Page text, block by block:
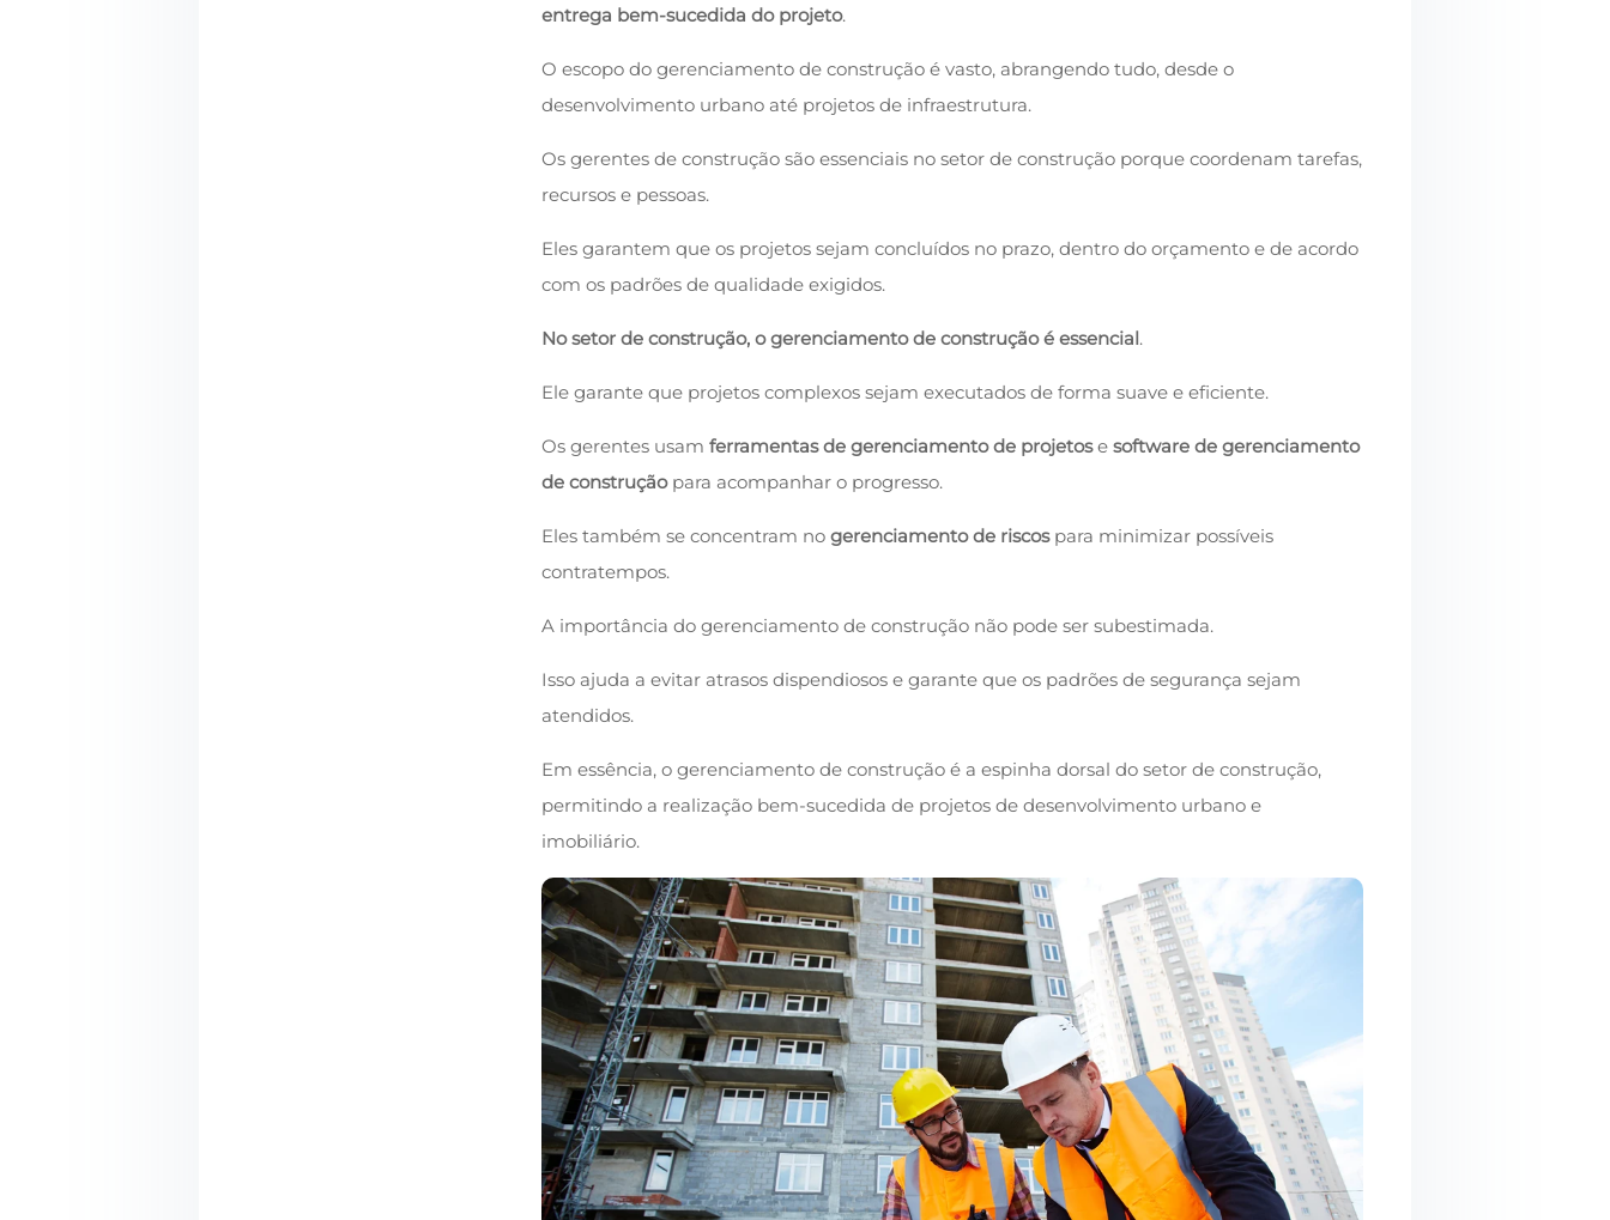
entrega bem-sucedida do projeto.
O escopo do gerenciamento de construção é vasto, abrangendo tudo, desde o
desenvolvimento urbano até projetos de infraestrutura.
Os gerentes de construção são essenciais no setor de construção porque coordenam tarefas,
recursos e pessoas.
Eles garantem que os projetos sejam concluídos no prazo, dentro do orçamento e de acordo
com os padrões de qualidade exigidos.
No setor de construção, o gerenciamento de construção é essencial.
Ele garante que projetos complexos sejam executados de forma suave e eficiente.
Os gerentes usam ferramentas de gerenciamento de projetose software de gerenciamento
de construçãopara acompanhar o progresso.
Eles também se concentram no gerenciamento de riscospara minimizar possíveis
contratempos.
A importância do gerenciamento de construção não pode ser subestimada.
Isso ajuda a evitar atrasos dispendiosos e garante que os padrões de segurança sejam
atendidos.
Em essência, o gerenciamento de construção é a espinha dorsal do setor de construção,
permitindo a realização bem-sucedida de projetos de desenvolvimento urbano e
imobiliário.